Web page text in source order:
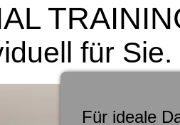
für Sie.
Für ideale